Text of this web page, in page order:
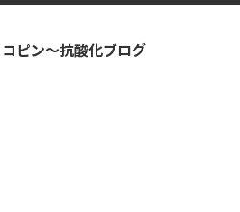
ピン～抗酸化ブログ